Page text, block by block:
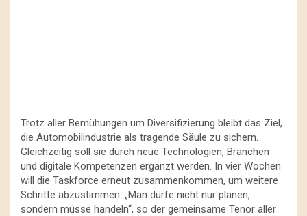
Trotz aller Bemühungen um Diversifizierung bleibt das Ziel,
die Automobilindustrie als tragende Säule zu sichern.
Gleichzeitig soll sie durch neue Technologien, Branchen
und digitale Kompetenzen ergänzt werden. In vier Wochen
will die Taskforce erneut zusammenkommen, um weitere
Schritte abzustimmen. „Man dürfe nicht nur planen,
sondern müsse handeln“, so der gemeinsame Tenor aller